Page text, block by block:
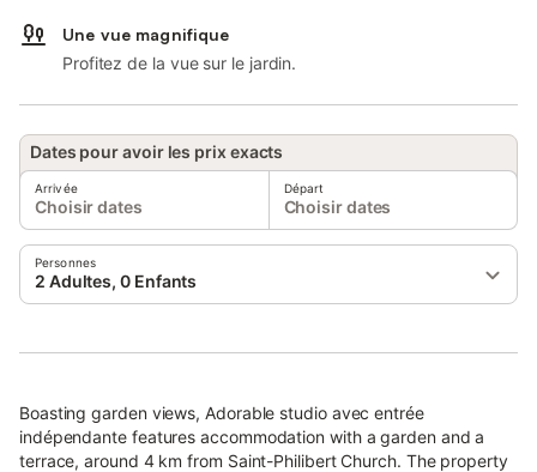
Une vue magnifique
Profitez de la vue sur le jardin.
Dates pour avoir les prix exacts
Arrivée
Choisir dates
Départ
Choisir dates
Personnes
2 Adultes, 0 Enfants
Boasting garden views, Adorable studio avec entrée
indépendante features accommodation with a garden and a
terrace, around 4 km from Saint-Philibert Church. The property